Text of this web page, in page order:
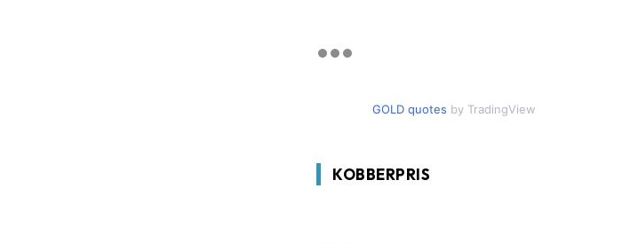
GOLD quotes by TradingView
KOBBERPRIS